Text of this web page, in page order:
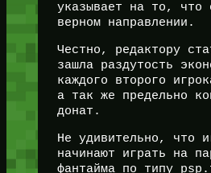
указывает на то, что
верном направлении.
Честно, редактору
зашла раздутость
каждого второго
а так же предельно
донат.
Не удивительно, что
начинают играть на
фантайма по типу